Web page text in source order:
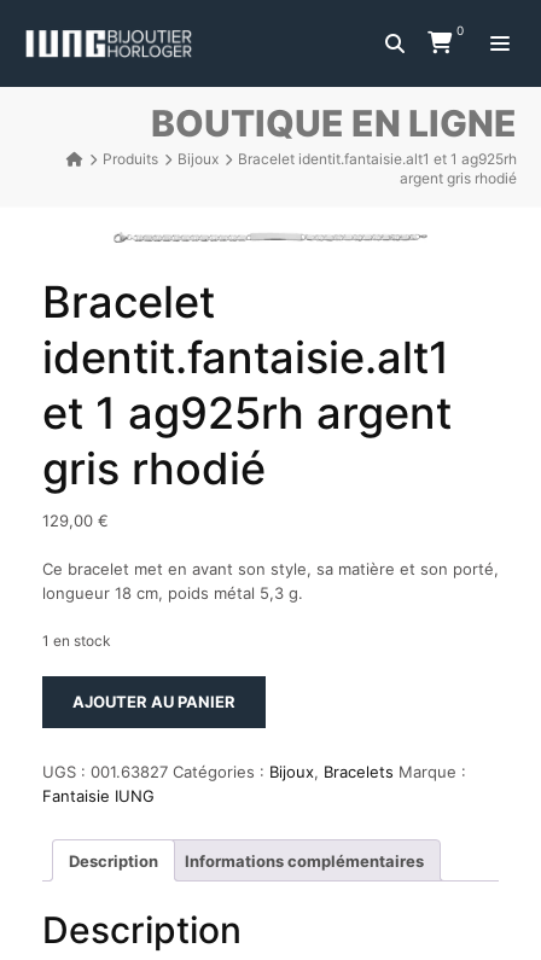
0
BOUTIQUE EN LIGNE
Produits Bijoux
Bracelet identit.fantaisie.alt1 et 1 ag925rh
argent gris rhodié
Bracelet
identit.fantaisie.alt1
et 1 ag925rh argent
gris rhodié
129,00 €
Ce bracelet met en avant son style, sa matière et son porté,
longueur 18 cm, poids métal 5,3 g.
1 en stock
et
1
argent
gris
AJOUTER AU PANIER
UGS : 001.63827 Catégories : Bijoux, Bracelets Marque :
Fantaisie IUNG
Description Informations complémentaires
Description